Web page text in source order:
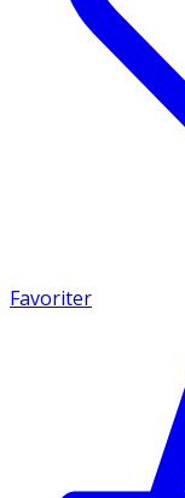
Favoriter